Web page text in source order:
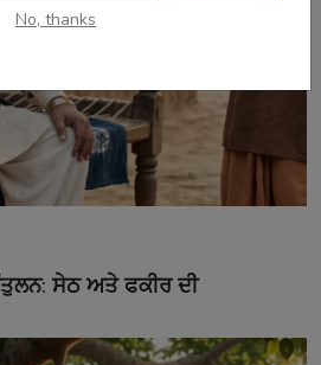
No, thanks
ਸੇਠ ਅਤੇ ਫਕੀਰ ਦੀ